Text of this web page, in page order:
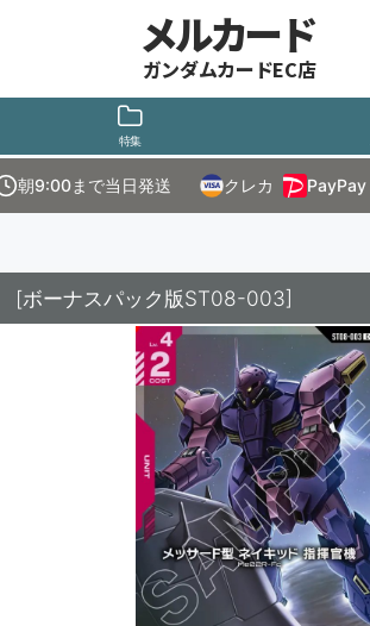
メルカード
ガンダムカードEC店
特集
朝9:00まで当日発送 クレカ PayPay
[ボーナスパック版ST08-003]